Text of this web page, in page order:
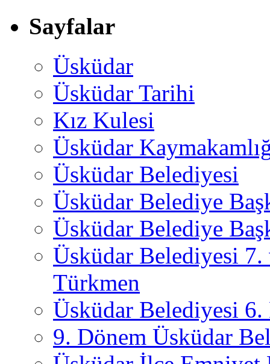
Sayfalar
Üsküdar
Üsküdar Tarihi
Kız Kulesi
Üsküdar
Üsküdar Belediyesi
Üsküdar Belediye
Üsküdar Belediye
Üsküdar Belediyesi
Türkmen
Üsküdar Belediyesi 6.
9. Dönem Üsküdar